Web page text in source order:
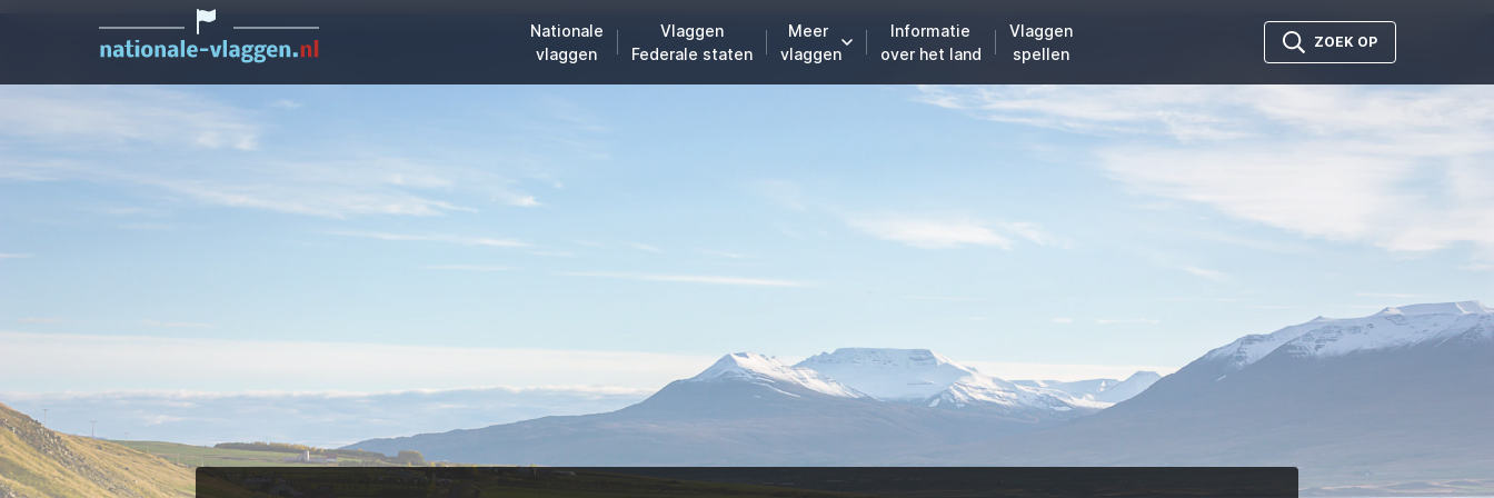
Nationale
vlaggen
Vlaggen
Federale staten
Meer
vlaggen
Informatie
over het land
Vlaggen
spellen
ZOEK OP